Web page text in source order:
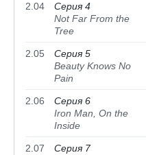
2.04
Серия 4
Not Far From the
Tree
2.05
Серия 5
Beauty Knows No
Pain
2.06
Серия 6
Iron Man, On the
Inside
2.07
Серия 7